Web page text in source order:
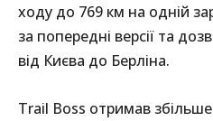
ходу до 769 км на одній
за попередні версії та
від Києва до Берліна.
Trail Boss отримав